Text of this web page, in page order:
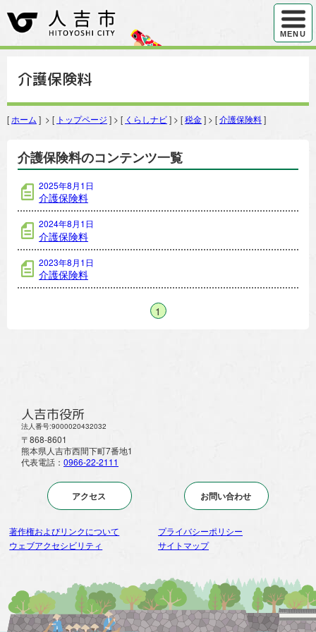
ハンバ
MENU
介護保険料
[ ホーム ] > [ トップページ ] > [ くらしナビ] > [税金] > [介護保険料]
介護保険料のコンテンツ一覧
2025年8月1日
介護保険料
2024年8月1日
介護保険料
2023年8月1日
介護保険料
1
人吉市役所
法人番号:9000020432032
〒868-8601
熊本県人吉市西間下町7番地1
代表電話： 0966-22-2111
アクセス お問い合わせ
著作権およびリンクについて
プライバシーポリシー
ウェブアクセシビリティ
サイトマップ